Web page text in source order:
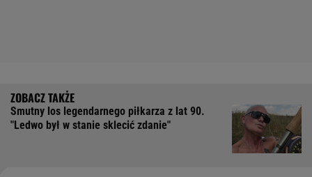
Smutny los legendarnego piłkarza z lat 90.
"Ledwo był w stanie sklecić zdanie"